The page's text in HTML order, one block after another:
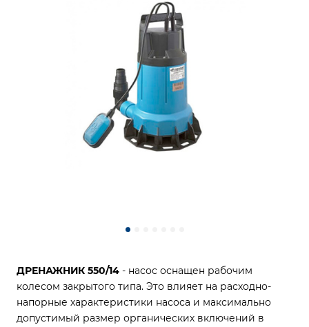
ДРЕНАЖНИК 550/14 - насос оснащен рабочим
колесом закрытого типа. Это влияет на расходно-
напорные характеристики насоса и максимально
допустимый размер органических включений в